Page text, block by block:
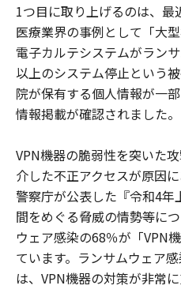
1つ目に取り上げるのは、最
医療業界の事例として「大
電子カルテシステムがラン
以上のシステム停止という
院が保有する個人情報が一
情報掲載が確認されました。
VPN機器の脆弱性を突いた
介した不正アクセスが原因
警察庁が公表した『令和4
間をめぐる脅威の情勢等に
ウェア感染の68％が「VPN
ています。ランサムウェア
は、VPN機器の対策が非常に